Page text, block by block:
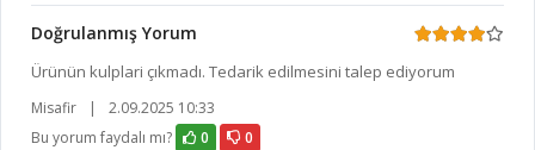
Doğrulanmış Yorum
Ürünün kulplari çıkmadı. Tedarik edilmesini talep ediyorum
Misafir |
2.09.2025 10:33
Bu yorum faydalı mı?
0 0